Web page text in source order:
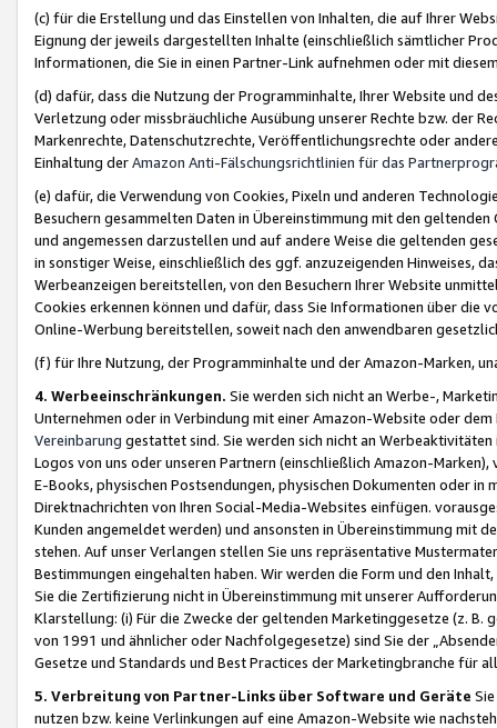
(c) für die Erstellung und das Einstellen von Inhalten, die auf Ihrer
Eignung der jeweils dargestellten Inhalte (einschließlich sämtlicher
Informationen, die Sie in einen Partner-Link aufnehmen oder mit
(d) dafür, dass die Nutzung der Programminhalte, Ihrer Website und
Verletzung oder missbräuchliche Ausübung unserer Rechte bzw. der
Markenrechte, Datenschutzrechte, Veröffentlichungsrechte oder
Einhaltung derAmazon Anti-Fälschungsrichtlinien für das
(e) dafür, die Verwendung von Cookies, Pixeln und anderen
Besuchern gesammelten Daten in Übereinstimmung mit den
und angemessen darzustellen und auf andere Weise die geltenden
in sonstiger Weise, einschließlich des ggf. anzuzeigenden Hinweises,
Werbeanzeigen bereitstellen, von den Besuchern Ihrer Website
Cookies erkennen können und dafür, dass Sie Informationen über die
Online-Werbung bereitstellen, soweit nach den anwendbaren
(f) für Ihre Nutzung, der Programminhalte und der Amazon-Marken,
4. Werbeeinschränkungen. Sie werden sich nicht an Werbe-,
Unternehmen oder in Verbindung mit einer Amazon-Website oder
Vereinbarung gestattet sind. Sie werden sich nicht an
Logos von uns oder unseren Partnern (einschließlich Amazon-
E-Books, physischen Postsendungen, physischen Dokumenten oder in
Direktnachrichten von Ihren Social-Media-Websites einfügen.
Kunden angemeldet werden) und ansonsten in Übereinstimmung mit
stehen. Auf unser Verlangen stellen Sie uns repräsentative
Bestimmungen eingehalten haben. Wir werden die Form und den
Sie die Zertifizierung nicht in Übereinstimmung mit unserer
Klarstellung: (i) Für die Zwecke der geltenden Marketinggesetze (z. B.
von 1991 und ähnlicher oder Nachfolgegesetze) sind Sie der
Gesetze und Standards und Best Practices der Marketingbranche für
5. Verbreitung von Partner-Links über Software und Geräte
nutzen bzw. keine Verlinkungen auf eine Amazon-Website wie